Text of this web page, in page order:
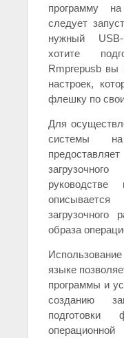
программу
следует
нужный
хотите
Rmprepusb вы
настроек,
флешку по
Для
системы
образа
языке
программы и
созданию